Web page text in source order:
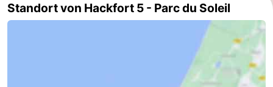
Standort von Hackfort 5 - Parc du Soleil